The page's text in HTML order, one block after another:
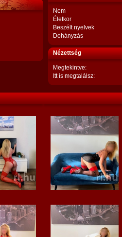
Nem
Életkor
Beszélt nyelvek
Dohányzás
Nézettség
Megtekintve:
Itt is megtalálsz: